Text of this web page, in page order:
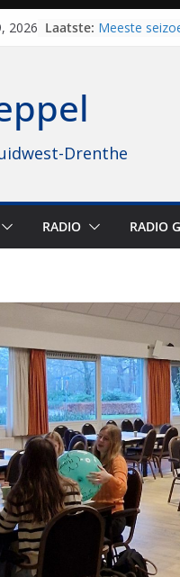
2026 Laatste: Meeste
bijna 1.000
genomen
Drenthe
RADIO RADIO